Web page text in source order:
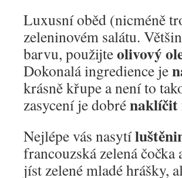
Luxusní oběd (nicméně
zeleninovém salátu.
barvu, použijteolivový
Dokonalá ingredience je
krásně křupe a není to
zasycení je dobrénaklíčit
Nejlépe vás nasytí
francouzská zelená
jíst zelené mladé hrášky,